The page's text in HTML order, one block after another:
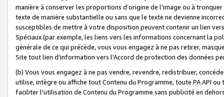
manière à conserver les proportions d’origine de l’image ou à
texte de manière substantielle ou sans que le texte ne devienne
susceptibles de mettre à votre disposition peuvent contenir un lien
Spéciaux (par exemple, les liens vers les informations concernant la
générale de ce qui précède, vous vous engagez à ne pas retirer,
Site tout lien d'information vers l'Accord de protection des données
(b) Vous vous engagez à ne pas vendre, revendre, redistribuer,
utilise, intègre ou affiche tout Contenu du Programme, toute PA API
faciliter l'utilisation de Contenu du Programme sans publicité en